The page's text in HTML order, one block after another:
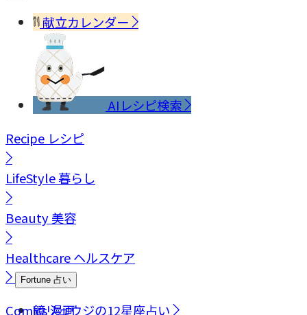
献立カレンダー
AIレシピ検索
Recipe レシピ
LifeStyle暮らし
Beauty美容
Healthcareヘルスケア
Fortune 占い
鏡リュウジの12星座占い
Comics漫画